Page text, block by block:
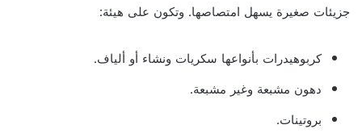
جزيئات صغيرة يسهل امتصاصها. وتكون على هيئة:
كربوهيدرات بأنواعها سكريات ونشاء أو ألياف.
دهون مشبعة وغير مشبعة.
بروتينات.